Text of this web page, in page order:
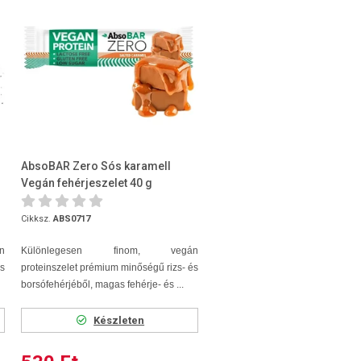
AbsoBAR Zero Sós karamell
Vegán fehérjeszelet 40 g
Cikksz.ABS0717
Különlegesen finom, vegán
proteinszelet prémium minőségű rizs- és
borsófehérjéből, magas fehérje- és ...
Készleten